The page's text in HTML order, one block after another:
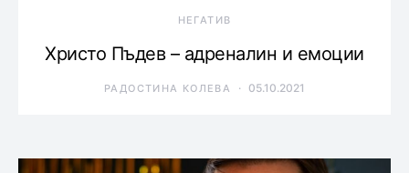
НЕГАТИВ
Христо Пъдев – адреналин и емоции
РАДОСТИНА КОЛЕВА 05.10.2021